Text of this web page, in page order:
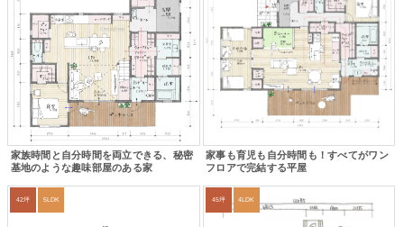
家族時間と自分時間を両立できる、秘密
基地のような趣味部屋のある家
家事も育児も自分時間も！すべてがワン
フロアで完結する平屋
42坪 5LDK 45坪 4LDK